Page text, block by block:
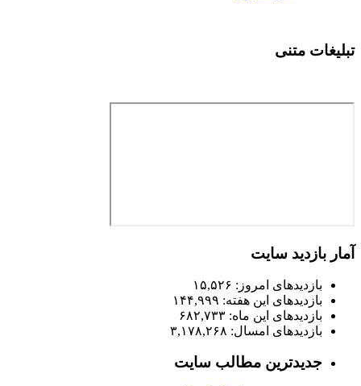
تبلیغات متنی
آمار بازدید سایت
بازدیدهای امروز: ۱۵,۵۲۶
بازدیدهای این هفته: ۱۴۴,۹۹۹
بازدیدهای این ماه: ۶۸۲,۷۳۳
بازدیدهای امسال: ۳,۱۷۸,۲۶۸
جدیدترین مطالب سایت